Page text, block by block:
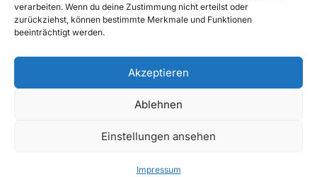
verarbeiten. Wenn du deine Zustimmung nicht erteilst oder
zurückziehst, können bestimmte Merkmale und Funktionen
beeinträchtigt werden.
Akzeptieren
Ablehnen
Einstellungen ansehen
Impressum
Unsere Jugend
Mitglied werden
Rechte vorbehalten.